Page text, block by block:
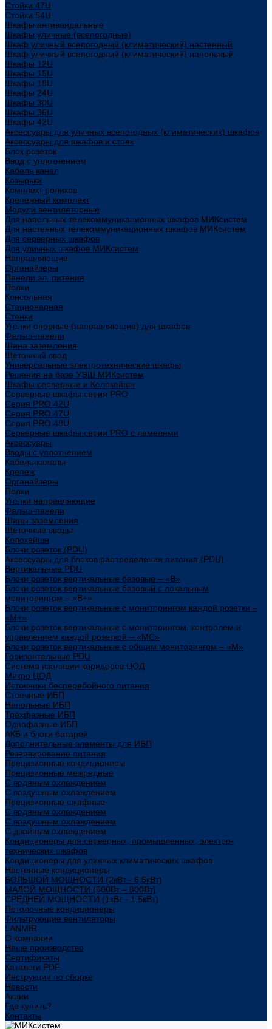
Стойки 47U
Стойки 54U
Шкафы антивандальные
Шкафы уличные (всепогодные)
Шкаф уличный всепогодный (климатический) настенный
Шкаф уличный всепогодный (климатический) напольный
Шкафы 12U
Шкафы 15U
Шкафы 18U
Шкафы 24U
Шкафы 30U
Шкафы 36U
Шкафы 42U
Аксессуары для уличных всепогодных (климатических) шкафов
Аксессуары для шкафов и стоек
Блок розеток
Ввод с уплотнением
Кабель канал
Козырьки
Комплект роликов
Крепежный комплект
Модули вентиляторные
Для напольных телекоммуникационных шкафов МИКсистем
Для настенных телекоммуникационных шкафов МИКсистем
Для серверных шкафов
Для уличных шкафов МИКсистем
Направляющие
Органайзеры
Панели эл. питания
Полки
Консольная
Стационарная
Стенки
Уголки опорные (направляющие) для шкафов
Фальш-панели
Шина заземления
Щеточный ввод
Универсальные электротехнические шкафы
Решения на базе УЭШ МИКсистем
Шкафы серверные и Колокейшн
Серверные шкафы серия PRO
Серия PRO 42U
Серия PRO 47U
Серия PRO 48U
Серверные шкафы серии PRO с ламелями
Аксессуары
Вводы с уплотнением
Кабель-каналы
Крепеж
Органайзеры
Полки
Уголки направляющие
Фальш-панели
Шины заземления
Щеточные вводы
Колокейшн
Блоки розеток (PDU)
Аксессуары для блоков распределения питания (PDU)
Вертикальные PDU
Блоки розеток вертикальные базовые – «В»
Блоки розеток вертикальные базовый с локальным
мониторингом – «В+»
Блоки розеток вертикальные с мониторингом каждой розетки –
«М+»
Блоки розеток вертикальные с мониторингом, контролем и
управлением каждой розеткой – «МС»
Блоки розеток вертикальные с общим мониторингом – «М»
Горизонтальные PDU
Система изоляции коридоров ЦОД
Микро ЦОД
Источники бесперебойного питания
Стоечные ИБП
Напольные ИБП
Трёхфазные ИБП
Однофазные ИБП
АКБ и блоки батарей
Дополнительные элементы для ИБП
Резервирование питания
Прецизионные кондиционеры
Прецизионные межрядные
С водяным охлаждением
С воздушным охлаждением
Прецизионные шкафные
С водяным охлаждением
С воздушным охлаждением
С двойным охлаждением
Кондиционеры для серверных, промышленных, электро-
технических шкафов
Кондиционеры для уличных климатических шкафов
Настенные кондиционеры
БОЛЬШОЙ МОЩНОСТИ (2кВт - 6,5кВт)
МАЛОЙ МОЩНОСТИ (500Вт – 800Вт)
СРЕДНЕЙ МОЩНОСТИ (1кВт - 1,5кВт)
Потолочные кондиционеры
Фильтрующие вентиляторы
LANMIR
О компании
Наше производство
Сертификаты
Каталоги PDF
Инструкции по сборке
Новости
Акции
Где купить?
Контакты